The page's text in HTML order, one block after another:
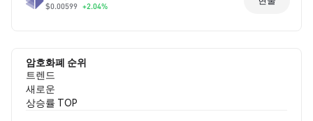
$0.00599 +2.04%
암호화폐 순위
트렌드
새로운
상승률 TOP